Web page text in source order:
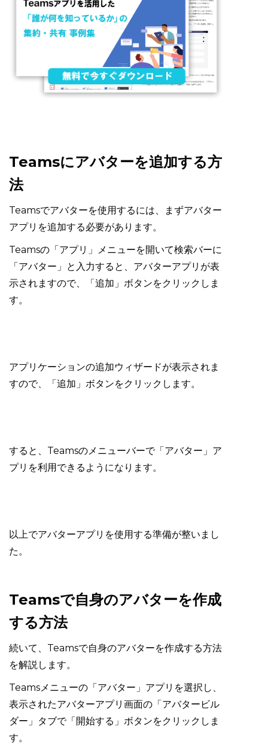
Teamsにアバターを追加する方
法
Teamsでアバターを使用するには、まずアバター
アプリを追加する必要があります。
Teamsの「アプリ」メニューを開いて検索バーに
「アバター」と入力すると、アバターアプリが表
示されますので、「追加」ボタンをクリックしま
す。
アプリケーションの追加ウィザードが表示されま
すので、「追加」ボタンをクリックします。
すると、Teamsのメニューバーで「アバター」ア
プリを利用できるようになります。
以上でアバターアプリを使用する準備が整いまし
た。
Teamsで自身のアバターを作成
する方法
続いて、Teamsで自身のアバターを作成する方法
を解説します。
Teamsメニューの「アバター」アプリを選択し、
表示されたアバターアプリ画面の「アバタービル
ダー」タブで「開始する」ボタンをクリックしま
す。